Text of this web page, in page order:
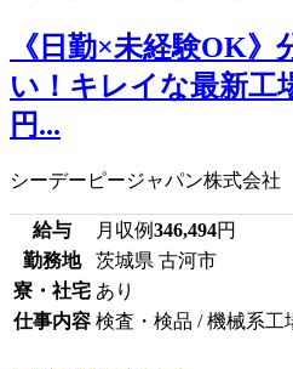
《日勤×未経験OK
い！キレイな最新工
円...
シーデーピージャパン株式会社
給与 月収例346,494円
勤務地
茨城県 古河市
寮・社宅 あり
仕事内容 検査・検品 / 機械系工